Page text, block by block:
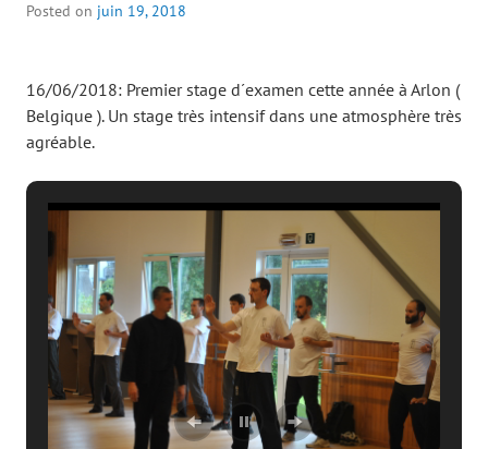
Posted on juin 19, 2018
16/06/2018: Premier stage d´examen cette année à Arlon (
Belgique ). Un stage très intensif dans une atmosphère très
agréable.